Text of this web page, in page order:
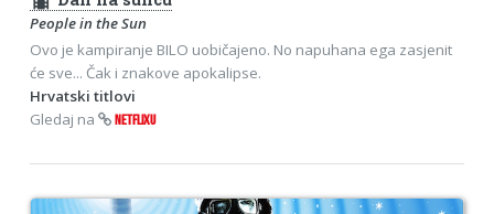
People in the Sun
Ovo je kampiranje BILO uobičajeno. No napuhana ega zasjenit
će sve... Čak i znakove apokalipse.
Hrvatski titlovi
Gledaj na
NETFLIXU